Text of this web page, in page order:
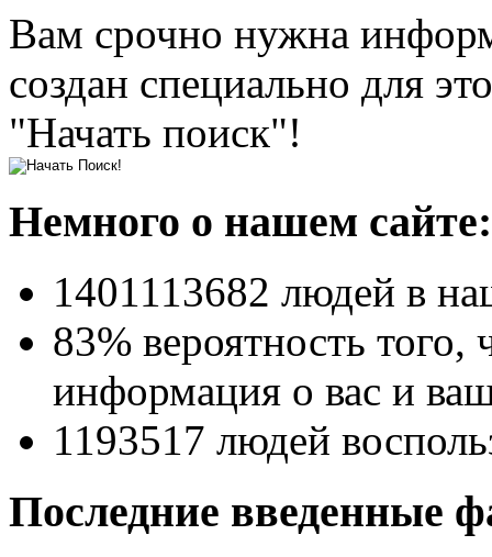
Вам срочно нужна
создан специально для
"Начать поиск"!
Немного о нашем сайте:
1401113682 людей в
83% вероятность того,
информация о вас и
1193517 людей
Последние введенные